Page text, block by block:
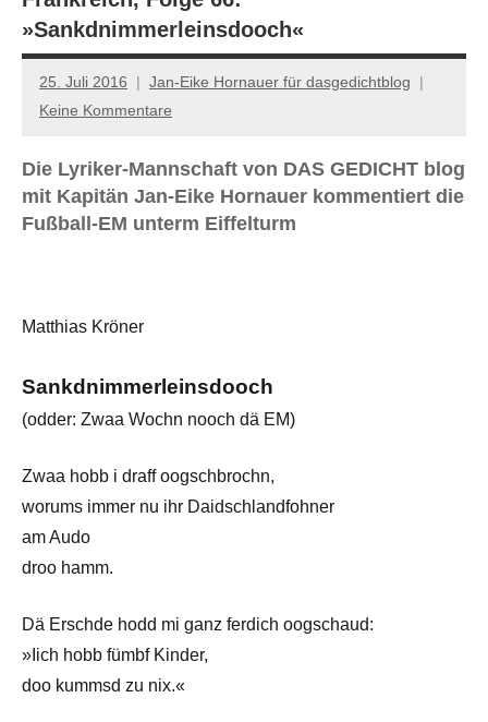
Essay»Sankdnimmerleinsdooch«
25. Juli 2016
Jan-Eike Hornauer für dasgedichtblog
Keine Kommentare
Die Lyriker-Mannschaft von DAS GEDICHT blog
mit Kapitän Jan-Eike Hornauer kommentiert die
Fußball-EM unterm Eiffelturm
Matthias Kröner
Sankdnimmerleinsdooch
(odder: Zwaa Wochn nooch dä EM)
Zwaa hobb i draff oogschbrochn,
worums immer nu ihr Daidschlandfohner
am Audo
droo hamm.
Dä Erschde hodd mi ganz ferdich oogschaud:
»Iich hobb fümbf Kinder,
doo kummsd zu nix.«